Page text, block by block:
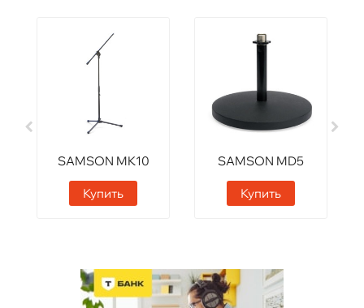
SAMSON MK10
Купить
SAMSON MD5
Купить